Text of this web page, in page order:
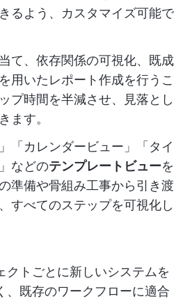
るよう、カスタマイズ可能で
て、依存関係の可視化、既成
用いたレポート作成を行うこ
プ時間を半減させ、見落とし
ます。
「カレンダービュー」「タイ
などのテンプレートビューを
準備や骨組み工事から引き渡
すべてのステップを可視化し
クトごとに新しいシステムを
、既存のワークフローに適合